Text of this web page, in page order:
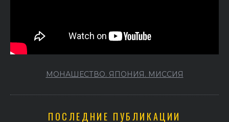
МОНАШЕСТВО. ЯПОНИЯ. МИССИЯ
ПОСЛЕДНИЕ ПУБЛИКАЦИИ